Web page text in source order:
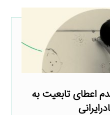
اعطای تابعیت به